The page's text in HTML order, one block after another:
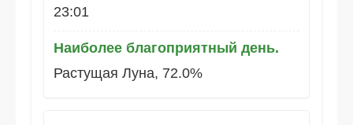
23:01
Наиболее благоприятный день.
Растущая Луна, 72.0%